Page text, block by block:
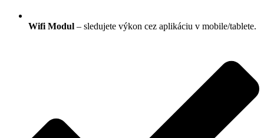
Wifi Modul – sledujete výkon cez aplikáciu v mobile/tablete.